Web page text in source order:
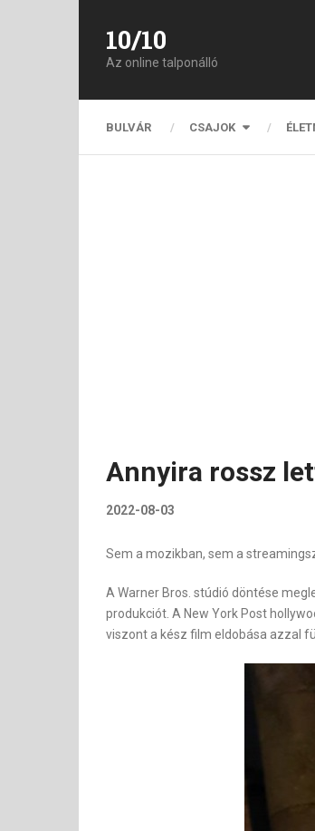
10/10
Az online talponálló
BULVÁR CSAJOK
Annyira rossz
2022-08-03
Sem a mozikban, sem a
A Warner Bros. stúdió döntése
produkciót. A New York Post
viszont a kész film eldobása azzal